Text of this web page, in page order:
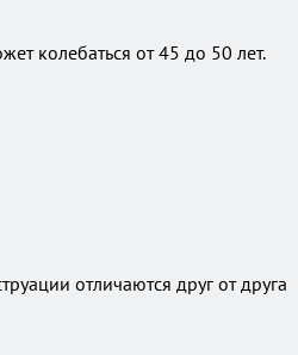
колебаться от 45 до 50 лет.
отличаются друг от друга